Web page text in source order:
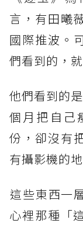
言，有田曦
國際推波。
們看到的，
他們看到的
個月把自己
份，卻沒有
有攝影機的
這些東西一
心裡那種「